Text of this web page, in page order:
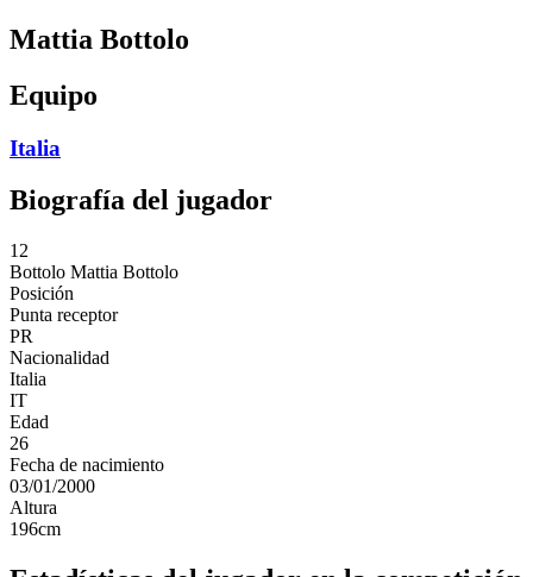
Mattia Bottolo
Equipo
Italia
Biografía del jugador
12
Bottolo Mattia Bottolo
Posición
Punta receptor
PR
Nacionalidad
Italia
IT
Edad
26
Fecha de nacimiento
03/01/2000
Altura
196cm